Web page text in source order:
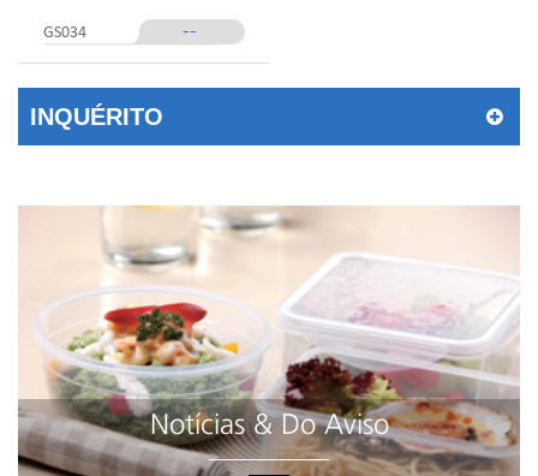
GS034 --
INQUÉRITO
Notícias & Do Aviso